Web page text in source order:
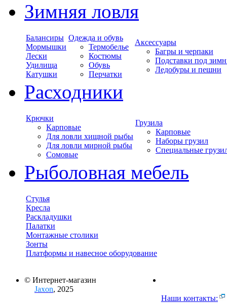
Зимняя ловля
Балансиры
Мормышки
Лески
Удилища
Катушки
Одежда и обувь
Термобелье
Костюмы
Обувь
Перчатки
Аксессуары
Багры и черпаки
Подставки под
Ледобуры и пешни
Расходники
Крючки
Карповые
Для ловли хищной рыбы
Для ловли мирной рыбы
Сомовые
Грузила
Карповые
Наборы грузил
Специальные
Рыболовная мебель
Стулья
Кресла
Раскладушки
Палатки
Монтажные столики
Зонты
Платформы и навесное оборудование
© Интернет-магазин
Jaxon, 2025
Наши контакты: